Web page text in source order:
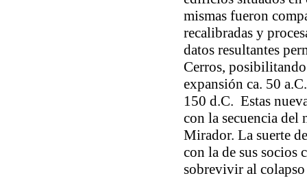
mismas fueron
recalibradas y
datos resultantes
Cerros,
expansión ca. 50
150 d.C. Estas
con la secuencia del
Mirador. La suerte
con la de sus socios
sobrevivir al